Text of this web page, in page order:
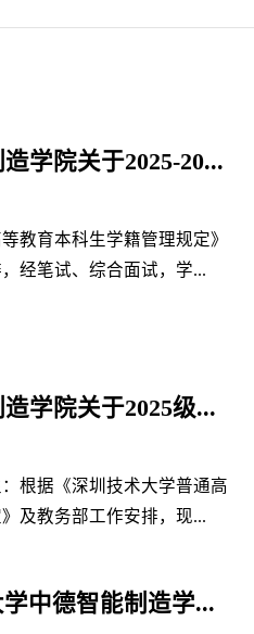
学院关于2025-20...
教育本科生学籍管理规定》
经笔试、综合面试，学...
学院关于2025级...
根据《深圳技术大学普通高
及教务部工作安排，现...
中德智能制造学...